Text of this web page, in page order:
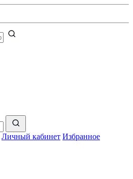
Личный кабинет Избранное